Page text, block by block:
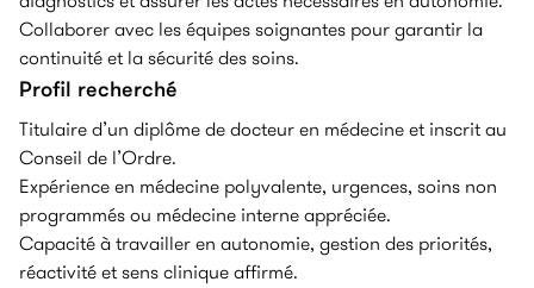
Collaborer avec les équipes soignantes pour garantir la
continuité et la sécurité des soins.
Profil recherché
Titulaire d’un diplôme de docteur en médecine et inscrit au
Conseil de l’Ordre.
Expérience en médecine polyvalente, urgences, soins non
programmés ou médecine interne appréciée.
Capacité à travailler en autonomie, gestion des priorités,
réactivité et sens clinique affirmé.